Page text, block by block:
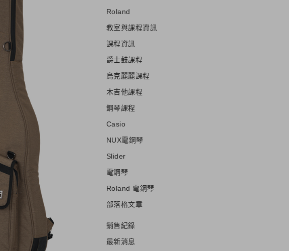
Roland
教室與課程資訊
課程資訊
爵士鼓課程
烏克麗麗課程
木吉他課程
鋼琴課程
Casio
NUX電鋼琴
Slider
電鋼琴
Roland 電鋼琴
部落格文章
銷售紀錄
最新消息